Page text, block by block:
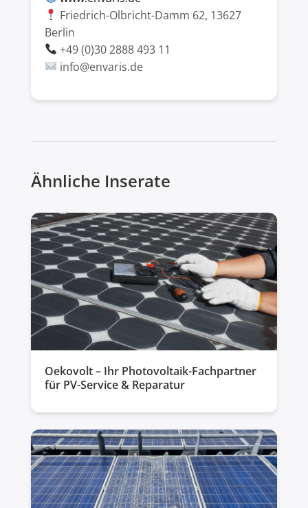
Friedrich-Olbricht-Damm 62, 13627
Berlin
+49 (0)30 2888 493 11
info@envaris.de
Ähnliche Inserate
Oekovolt – Ihr Photovoltaik-Fachpartner
für PV-Service & Reparatur